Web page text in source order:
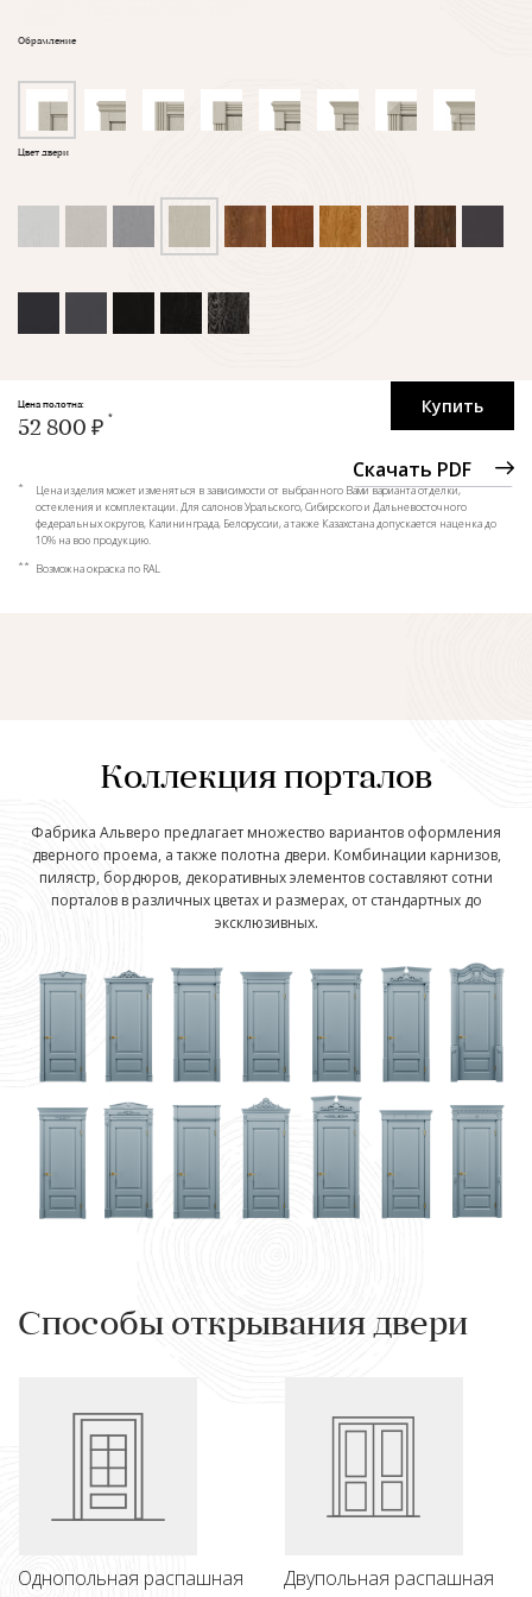
Обрамление
Цвет двери
Купить
Скачать PDF
Цена полотна:
52 800 ₽
*
Цена изделия может изменяться в зависимости от выбранного Вами варианта отделки,
остекления и комплектации. Для салонов Уральского, Сибирского и Дальневосточного
федеральных округов, Калининграда, Белоруссии, а также Казахстана допускается наценка до
10% на всю продукцию.
** Возможна окраска по RAL
Коллекция порталов
Фабрика Альверо предлагает множество вариантов оформления
дверного проема, а также полотна двери. Комбинации карнизов,
пилястр, бордюров, декоративных элементов составляют сотни
порталов в различных цветах и размерах, от стандартных до
эксклюзивных.
Способы открывания двери
Однопольная распашная Двупольная распашная